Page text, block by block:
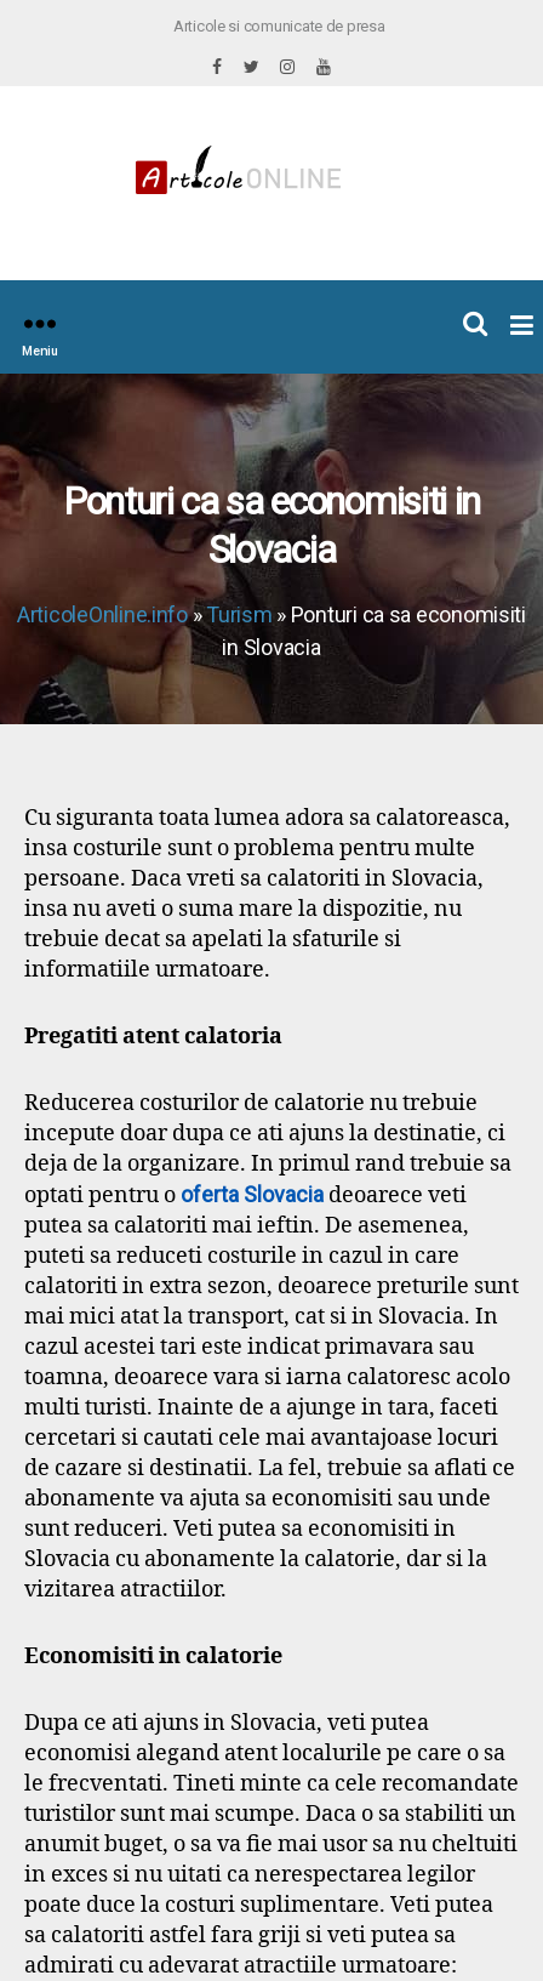
Articole si comunicate de presa
Meniu
Ponturi ca sa economisiti in
Slovacia
ArticoleOnline.info»Turism » Ponturi ca sa economisiti
in Slovacia
Cu siguranta toata lumea adora sa calatoreasca,
insa costurile sunt o problema pentru multe
persoane. Daca vreti sa calatoriti in Slovacia,
insa nu aveti o suma mare la dispozitie, nu
trebuie decat sa apelati la sfaturile si
informatiile urmatoare.
Pregatiti atent calatoria
Reducerea costurilor de calatorie nu trebuie
incepute doar dupa ce ati ajuns la destinatie, ci
deja de la organizare. In primul rand trebuie sa
optati pentru o oferta Slovacia deoarece veti
putea sa calatoriti mai ieftin. De asemenea,
puteti sa reduceti costurile in cazul in care
calatoriti in extra sezon, deoarece preturile sunt
mai mici atat la transport, cat si in Slovacia. In
cazul acestei tari este indicat primavara sau
toamna, deoarece vara si iarna calatoresc acolo
multi turisti. Inainte de a ajunge in tara, faceti
cercetari si cautati cele mai avantajoase locuri
de cazare si destinatii. La fel, trebuie sa aflati ce
abonamente va ajuta sa economisiti sau unde
sunt reduceri. Veti putea sa economisiti in
Slovacia cu abonamente la calatorie, dar si la
vizitarea atractiilor.
Economisiti in calatorie
Dupa ce ati ajuns in Slovacia, veti putea
economisi alegand atent localurile pe care o sa
le frecventati. Tineti minte ca cele recomandate
turistilor sunt mai scumpe. Daca o sa stabiliti un
anumit buget, o sa va fie mai usor sa nu cheltuiti
in exces si nu uitati ca nerespectarea legilor
poate duce la costuri suplimentare. Veti putea
sa calatoriti astfel fara griji si veti putea sa
admirati cu adevarat atractiile urmatoare: